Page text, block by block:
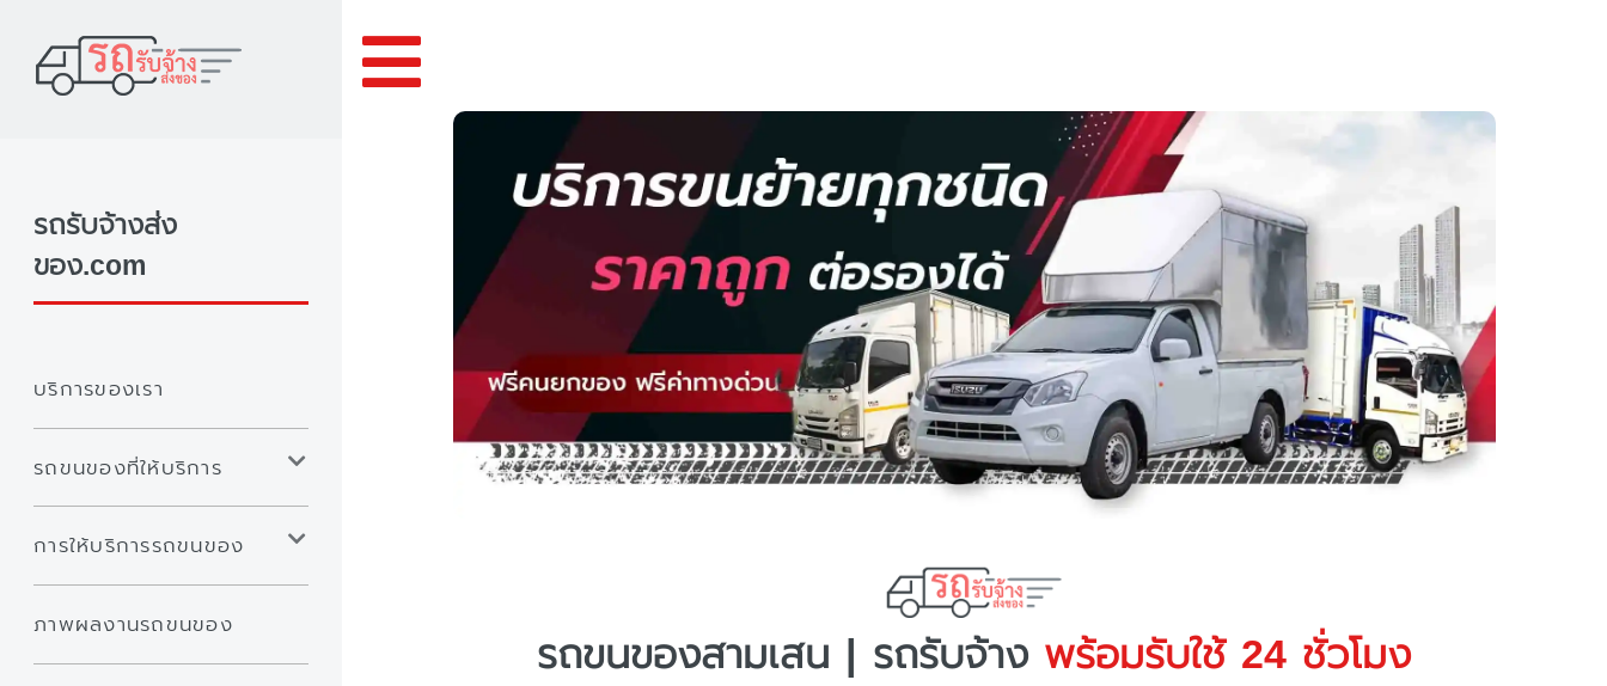
รถขนของสามเสน | รถรับจ้าง พร้อมรับใช้ 24 ชั่วโมง
รถรับจ้างส่ง
ของ.com
บริการของเรา
รถขนของที่ให้บริการ
การให้บริการรถขนของ
ภาพผลงานรถขนของ